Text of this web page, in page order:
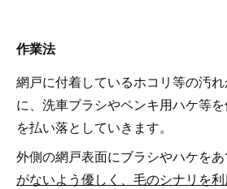
作業法
網戸に付着しているホコリ等の汚
に、洗車ブラシやペンキ用ハケ等
を払い落としていきます。
外側の網戸表面にブラシやハケをあ
がないよう優しく、毛のシナリを